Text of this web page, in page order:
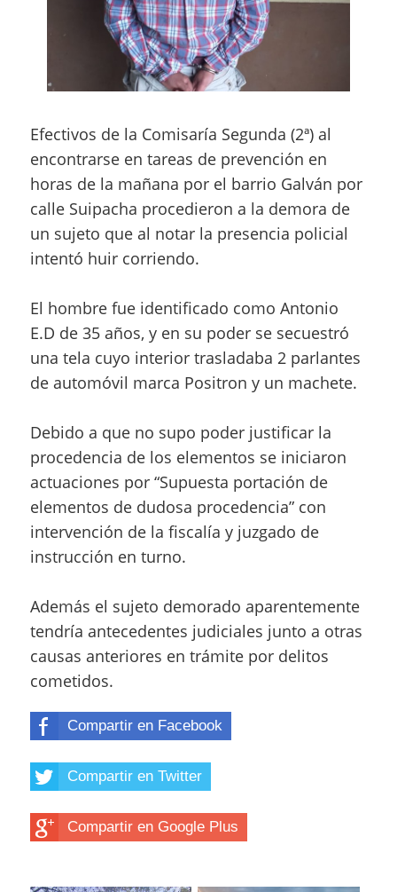
Efectivos de la Comisaría Segunda (2ª) al
encontrarse en tareas de prevención en
horas de la mañana por el barrio Galván por
calle Suipacha procedieron a la demora de
un sujeto que al notar la presencia policial
intentó huir corriendo.
El hombre fue identificado como Antonio
E.D de 35 años, y en su poder se secuestró
una tela cuyo interior trasladaba 2 parlantes
de automóvil marca Positron y un machete.
Debido a que no supo poder justificar la
procedencia de los elementos se iniciaron
actuaciones por “Supuesta portación de
elementos de dudosa procedencia” con
intervención de la fiscalía y juzgado de
instrucción en turno.
Además el sujeto demorado aparentemente
tendría antecedentes judiciales junto a otras
causas anteriores en trámite por delitos
cometidos.
Compartir en Facebook
Compartir en Twitter
Compartir en Google Plus